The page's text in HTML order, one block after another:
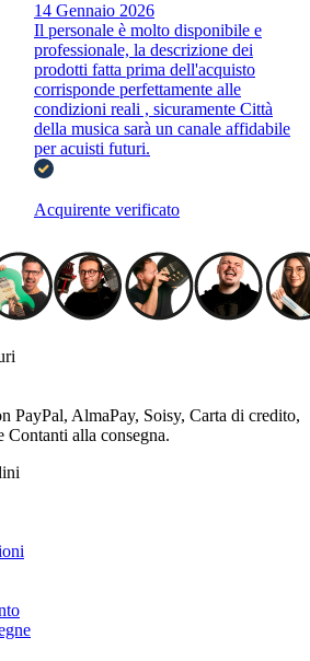
14 Gennaio 2026
Il personale è molto disponibile e
professionale, la descrizione dei
prodotti fatta prima dell'acquisto
corrisponde perfettamente alle
condizioni reali , sicuramente Città
della musica sarà un canale affidabile
per acuisti futuri.
Acquirente verificato
PayPal, AlmaPay, Soisy, Carta di credito,
alla consegna.